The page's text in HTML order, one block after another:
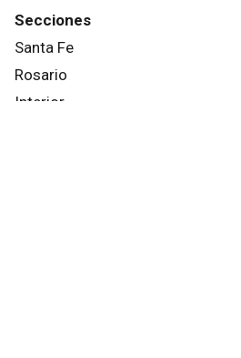
Secciones
Santa Fe
Rosario
Interior